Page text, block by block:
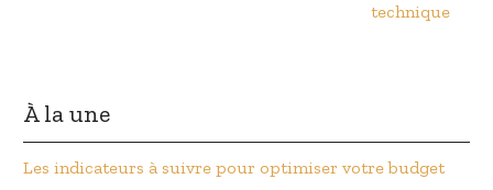
technique
À la une
Les indicateurs à suivre pour optimiser votre budget